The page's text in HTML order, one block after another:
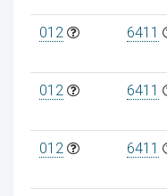
012 6411
012 6411
012 6411